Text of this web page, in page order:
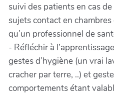
suivi des patients en cas
sujets contact en chambres
qu’un professionnel de
- Réfléchir à
gestes d’hygiène (un vrai
cracher par terre, ..) et
comportements étant